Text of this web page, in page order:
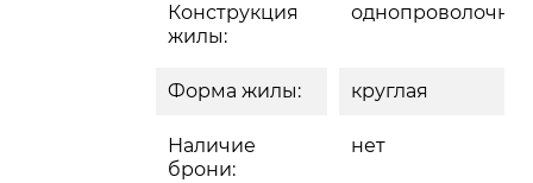
Конструкция
жилы:
однопроволочная
Форма жилы: круглая
Наличие
брони:
нет